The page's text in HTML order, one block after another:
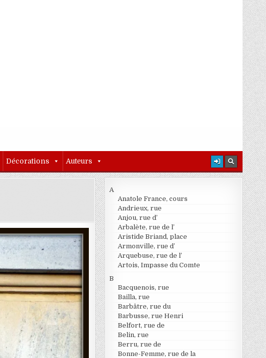
Décorations Auteurs
A
Anatole France, cours
Andrieux, rue
Anjou, rue d’
Arbalète, rue de l’
Aristide Briand, place
Armonville, rue d’
Arquebuse, rue de l’
Artois, Impasse du Comte
B
Bacquenois, rue
Bailla, rue
Barbâtre, rue du
Barbusse, rue Henri
Belfort, rue de
Belin, rue
Berru, rue de
Bonne-Femme, rue de la